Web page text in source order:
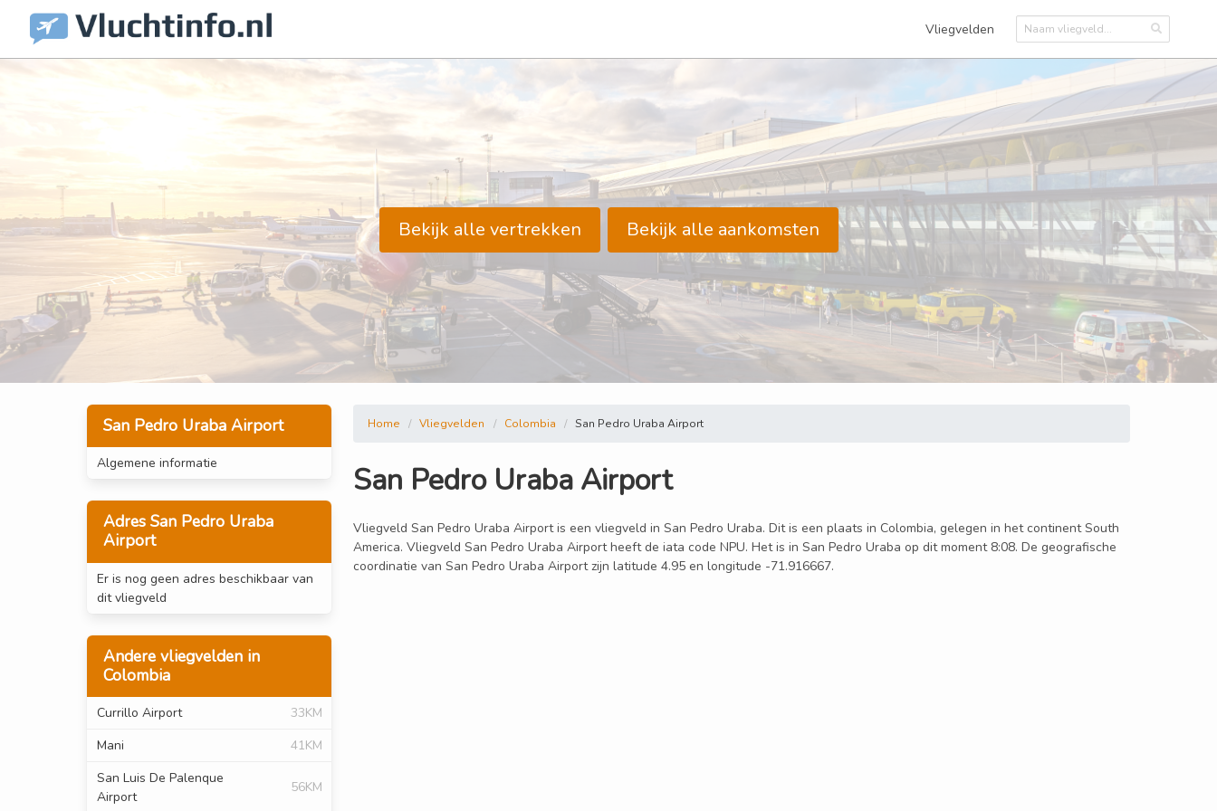
Vliegvelden
Bekijk alle vertrekken Bekijk alle aankomsten
San Pedro Uraba Airport
Algemene informatie
Adres San Pedro Uraba
Airport
Er is nog geen adres beschikbaar van
dit vliegveld
Andere vliegvelden in
Colombia
Currillo Airport
33KM
Mani
41KM
San Luis De Palenque
Airport
56KM
Home Vliegvelden Colombia San Pedro Uraba Airport
San Pedro Uraba Airport
Vliegveld San Pedro Uraba Airport is een vliegveld in San Pedro Uraba. Dit is een plaats in Colombia, gelegen in het continent South
America. Vliegveld San Pedro Uraba Airport heeft de iata code NPU. Het is in San Pedro Uraba op dit moment 8:08. De geografische
coordinatie van San Pedro Uraba Airport zijn latitude 4.95 en longitude -71.916667.